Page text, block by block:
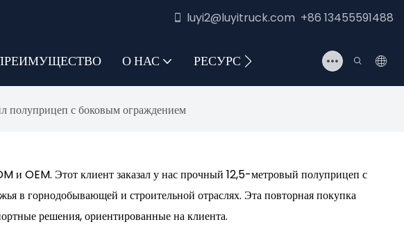
luyi2@luyitruck.com +86 13455591488
О НАС РЕСУРС СВЯЖИТЕСЬ С НАМИ
полуприцеп с боковым ограждением
OEM. Этот клиент заказал у нас прочный 12,5-метровый полуприцеп с
в горнодобывающей и строительной отраслях. Эта повторная покупка
решения, ориентированные на клиента.